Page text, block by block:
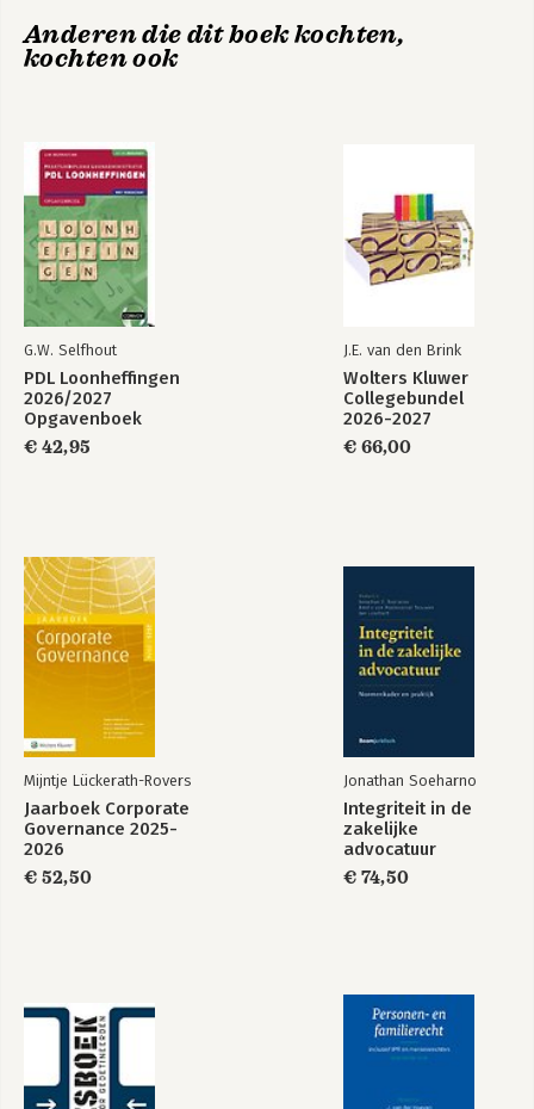
Anderen die dit boek kochten,
kochten ook
G.W. Selfhout
PDL Loonheffingen
2026/2027
Opgavenboek
€ 42,95
J.E. van den Brink
Wolters Kluwer
Collegebundel
2026-2027
€ 66,00
Mijntje Lückerath-Rovers
Jaarboek Corporate
Governance 2025-
2026
€ 52,50
Jonathan Soeharno
Integriteit in de
zakelijke
advocatuur
€ 74,50